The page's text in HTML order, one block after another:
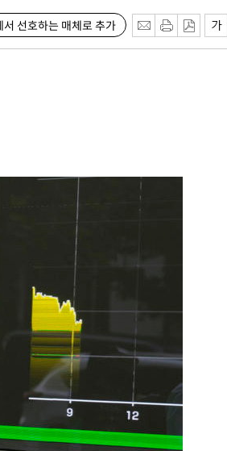
서 선호하는 매체로 추가